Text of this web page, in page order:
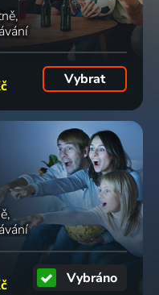
Vybrat
Vybráno